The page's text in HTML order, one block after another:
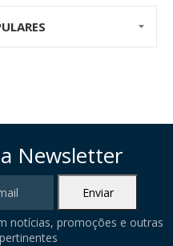
Newsletter
notícias, promoções e outras